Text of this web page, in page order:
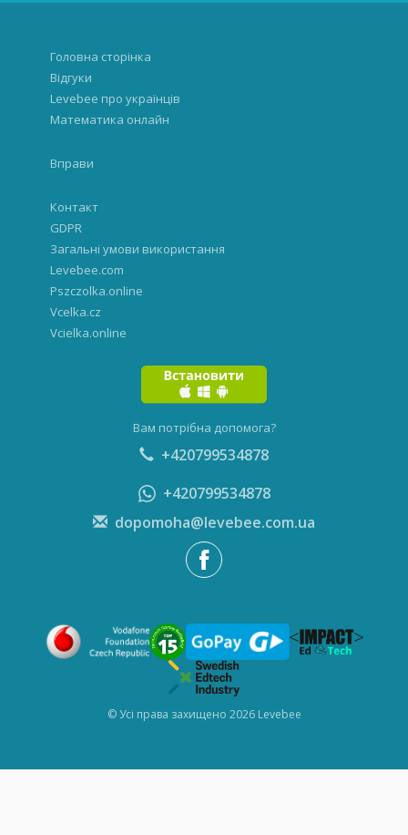
Головна сторінка
Відгуки
Levebee про українців
Математика онлайн
Вправи
Контакт
GDPR
Загальні умови використання
Levebee.com
Pszczolka.online
Vcelka.cz
Vcielka.online
Вам потрібна допомога?
+420799534878
+420799534878
dopomoha@levebee.com.ua
© Усі права захищено 2026 Levebee